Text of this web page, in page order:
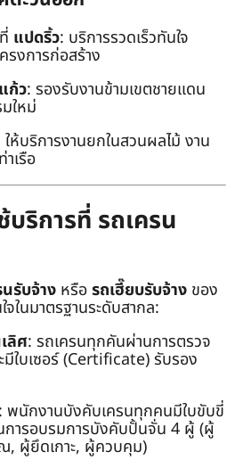
แปดริ้ว: บริการรวดเร็วทันใจ
รงการก่อสร้าง
ก้ว: รองรับงานข้ามเขตชายแดน
ใหม่
ให้บริการงานยกในสวนผลไม้ งาน
เรือ
บริการที่ รถเครน
รับจ้าง หรือรถเฮี๊ยบรับจ้าง ของ
จในมาตรฐานระดับสากล:
ลิศ: รถเครนทุกคันผ่านการตรวจ
ใบเซอร์ (Certificate) รับรอง
: พนักงานบังคับเครนทุกคนมีใบขับขี่
การอบรมการบังคับปั้นจั่น 4 ผู้ (ผู้
ผู้ยึดเกาะ, ผู้ควบคุม)